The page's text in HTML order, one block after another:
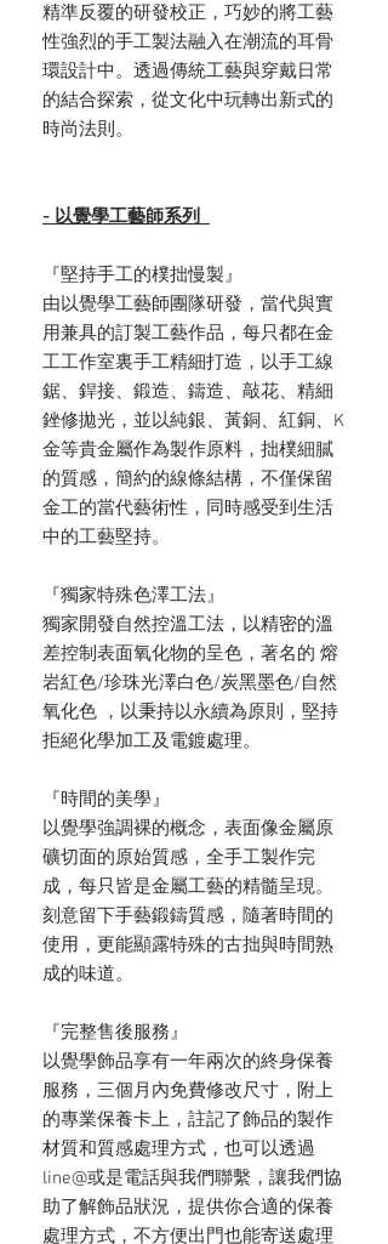
精準反覆的研發校正，巧妙的將工藝
性強烈的手工製法融入在潮流的耳骨
環設計中。透過傳統工藝與穿戴日常
的結合探索，從文化中玩轉出新式的
時尚法則。
- 以覺學工藝師系列
『堅持手工的樸拙慢製』
由以覺學工藝師團隊研發，當代與實
用兼具的訂製工藝作品，每只都在金
工工作室裏手工精細打造，以手工線
鋸、銲接、鍛造、鑄造、敲花、精細
銼修拋光，並以純銀、黃銅、紅銅、K
金等貴金屬作為製作原料，拙樸細膩
的質感，簡約的線條結構，不僅保留
金工的當代藝術性，同時感受到生活
中的工藝堅持。
『獨家特殊色澤工法』
獨家開發自然控溫工法，以精密的溫
差控制表面氧化物的呈色，著名的 熔
岩紅色/珍珠光澤白色/炭黑墨色/自然
氧化色 ，以秉持以永續為原則，堅持
拒絕化學加工及電鍍處理。
『時間的美學』
以覺學強調裸的概念，表面像金屬原
礦切面的原始質感，全手工製作完
成，每只皆是金屬工藝的精髓呈現。
刻意留下手藝鍛鑄質感，隨著時間的
使用，更能顯露特殊的古拙與時間熟
成的味道。
『完整售後服務』
以覺學飾品享有一年兩次的終身保養
服務，三個月內免費修改尺寸，附上
的專業保養卡上，註記了飾品的製作
材質和質感處理方式，也可以透過
line@或是電話與我們聯繫，讓我們協
助了解飾品狀況，提供你合適的保養
處理方式，不方便出門也能寄送處理